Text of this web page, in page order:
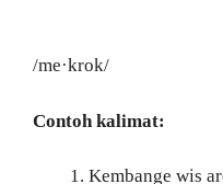
/me·krok/
Contoh kalimat:
Kembange wis